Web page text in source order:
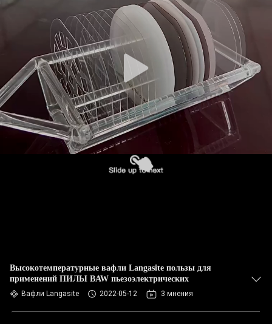
Высокотемпературные вафли Langasite пользы для
применений ПИЛЫ BAW пьезоэлектрических
Вафли Langasite 2022-05-12 3 мнения